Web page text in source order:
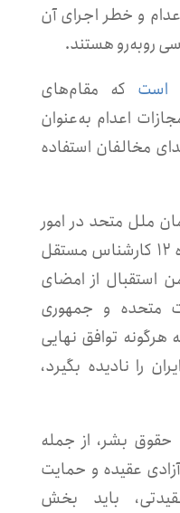
و خطر اجرای آن
روبه‌رو هستند.
است که مقام‌های
اعدام به‌عنوان
مخالفان استفاده
ملل متحد در امور
حقوق بشر ایران، نیز به همراه ۱۲ کارشناس مستقل
استقبال از امضای
متحده و جمهوری
هرگونه توافق نهایی
را نادیده بگیرد،
حقوق بشر، از جمله
عقیده و حمایت
باید بخش